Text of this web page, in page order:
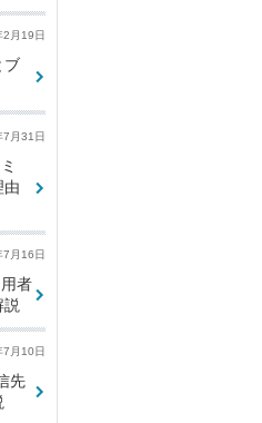
月19日
ブ
月31日
由
月16日
者
月10日
先